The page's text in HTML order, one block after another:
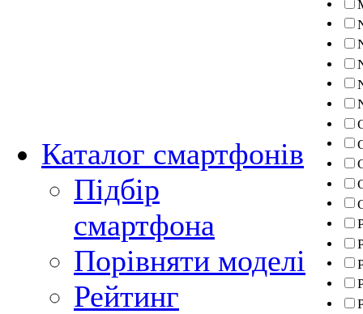
Каталог смартфонів
Підбір
смартфона
Порівняти моделі
Рейтинг